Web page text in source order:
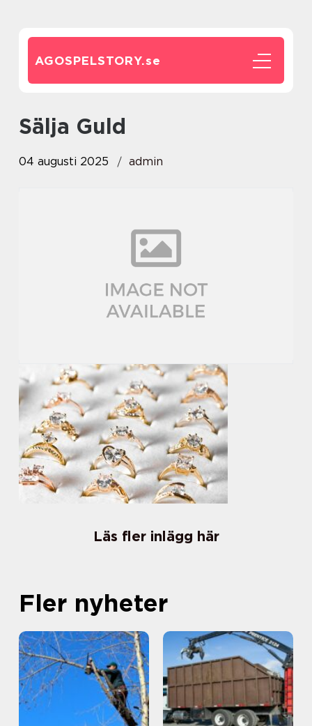
AGOSPELSTORY.se
Sälja Guld
04 augusti 2025 admin
Läs fler inlägg här
Fler nyheter